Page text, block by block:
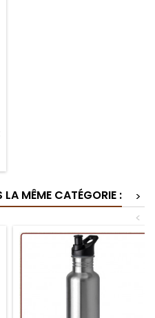
MÊME CATÉGORIE :
>
<